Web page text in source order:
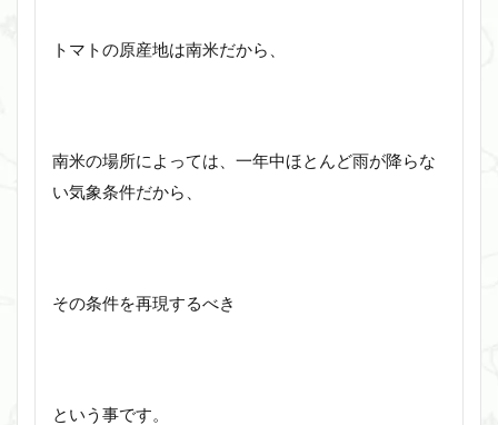
トマトの原産地は南米だから、
南米の場所によっては、一年中ほとんど雨が降らな
い気象条件だから、
その条件を再現するべき
という事です。